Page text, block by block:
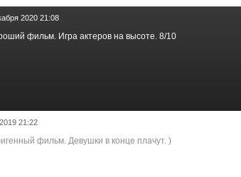
2020 21:08
фильм. Игра актеров на высоте. 8/10
21:22
фильм. Девушки в конце плачут. )